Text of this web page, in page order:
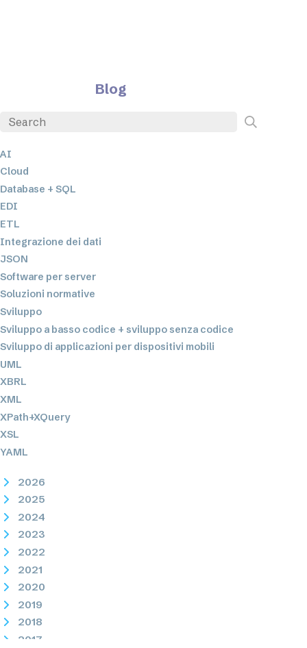
Blog
AI
Cloud
Database + SQL
EDI
ETL
Integrazione dei dati
JSON
Software per server
Soluzioni normative
Sviluppo
Sviluppo a basso codice + sviluppo senza codice
Sviluppo di applicazioni per dispositivi mobili
UML
XBRL
XML
XPath+XQuery
XSL
YAML
2026
2025
2024
2023
2022
2021
2020
2019
2018
2017